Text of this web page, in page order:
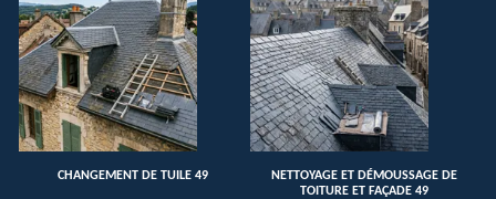
CHANGEMENT DE TUILE 49
NETTOYAGE ET DÉMOUSSAGE DE
TOITURE ET FAÇADE 49